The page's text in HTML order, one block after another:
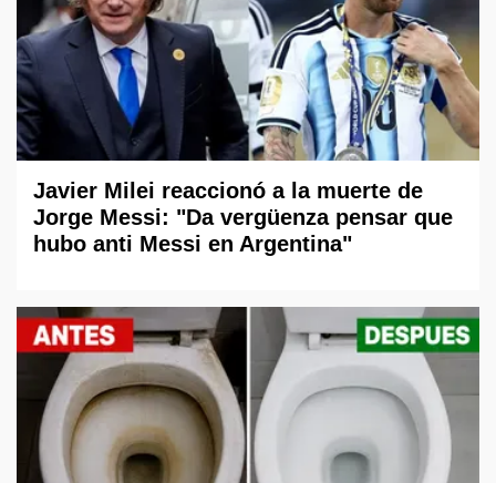
Javier Milei reaccionó a la muerte de
Jorge Messi: "Da vergüenza pensar que
hubo anti Messi en Argentina"